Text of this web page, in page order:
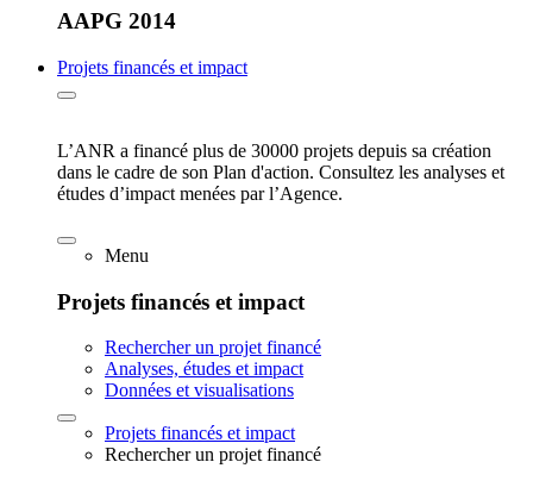
AAPG 2014
Projets financés et impact
L’ANR a financé plus de 30000 projets depuis sa création
dans le cadre de son Plan d'action. Consultez les analyses et
études d’impact menées par l’Agence.
Menu
Projets financés et impact
Rechercher un projet financé
Analyses, études et impact
Données et visualisations
Projets financés et impact
Rechercher un projet financé